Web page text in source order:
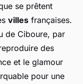
se prêtent
villes françaises.
de Ciboure, par
des
et le glamour
pour une